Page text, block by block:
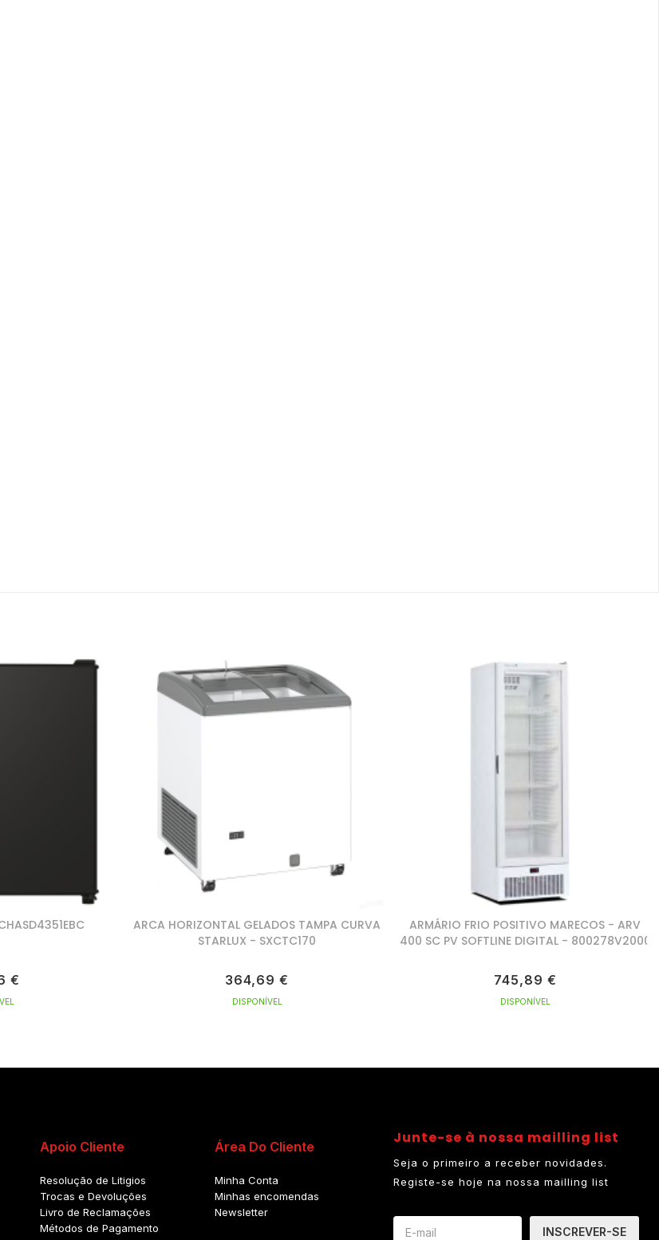
€
ARCA HORIZONTAL GELADOS TAMPA CURVA
STARLUX - SXCTC170
364,69 €
DISPONÍVEL
ARMÁRIO FRIO POSITIVO MARECOS - ARV
400 SC PV SOFTLINE DIGITAL - 800278V2000
745,89 €
DISPONÍVEL
Apoio Cliente
Resolução de Litigios
Trocas e Devoluções
Livro de Reclamações
Métodos de Pagamento
Área Do Cliente
Minha Conta
Minhas encomendas
Newsletter
Junte-se à nossa mailling list
Seja o primeiro a receber novidades.
Registe-se hoje na nossa mailling list
INSCREVER-SE